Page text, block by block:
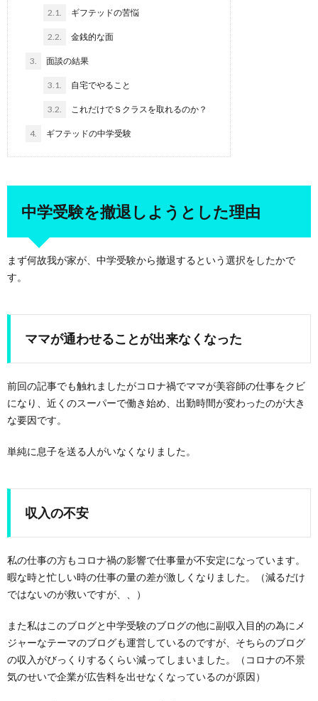
2.1. ギフテッドの苦悩
2.2. 金銭的な面
3. 面談の結果
3.1. 自宅でやること
3.2. これだけでＳクラスを取れるのか？
4. ギフテッドの中学受験
中学受験を撤退しようとした理由
まず何故我が家が、中学受験から撤退するという選択をしたかで
す。
ママが通わせることが出来なくなった
前回の記事でも触れましたがコロナ禍でママが美容師の仕事をクビ
になり、近くのスーパーで働き始め、出勤時間が変わったのが大き
な要因です。
単純に息子を送る人がいなくなりました。
収入の不安
私の仕事の方もコロナ禍の影響で仕事量が不安定になっています。
暇な時と忙しい時の仕事の量の差が激しくなりました。（減るだけ
ではないのが救いですが、、）
また私はこのブログと中学受験のブログの他に副収入目的の為にメ
ジャーなテーマのブログも運営しているのですが、そちらのブログ
の収入がびっくりするくらい減ってしまいました。（コロナの不景
気のせいで企業が広告料を出せなくなっているのが原因）